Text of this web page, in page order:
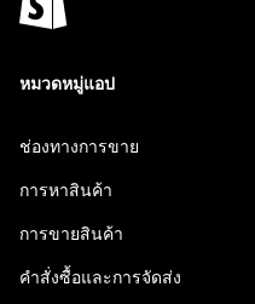
หมวดหมู่แอป
ช่องทางการขาย
การหาสินค้า
การขายสินค้า
คำสั่งซื้อและการจัดส่ง